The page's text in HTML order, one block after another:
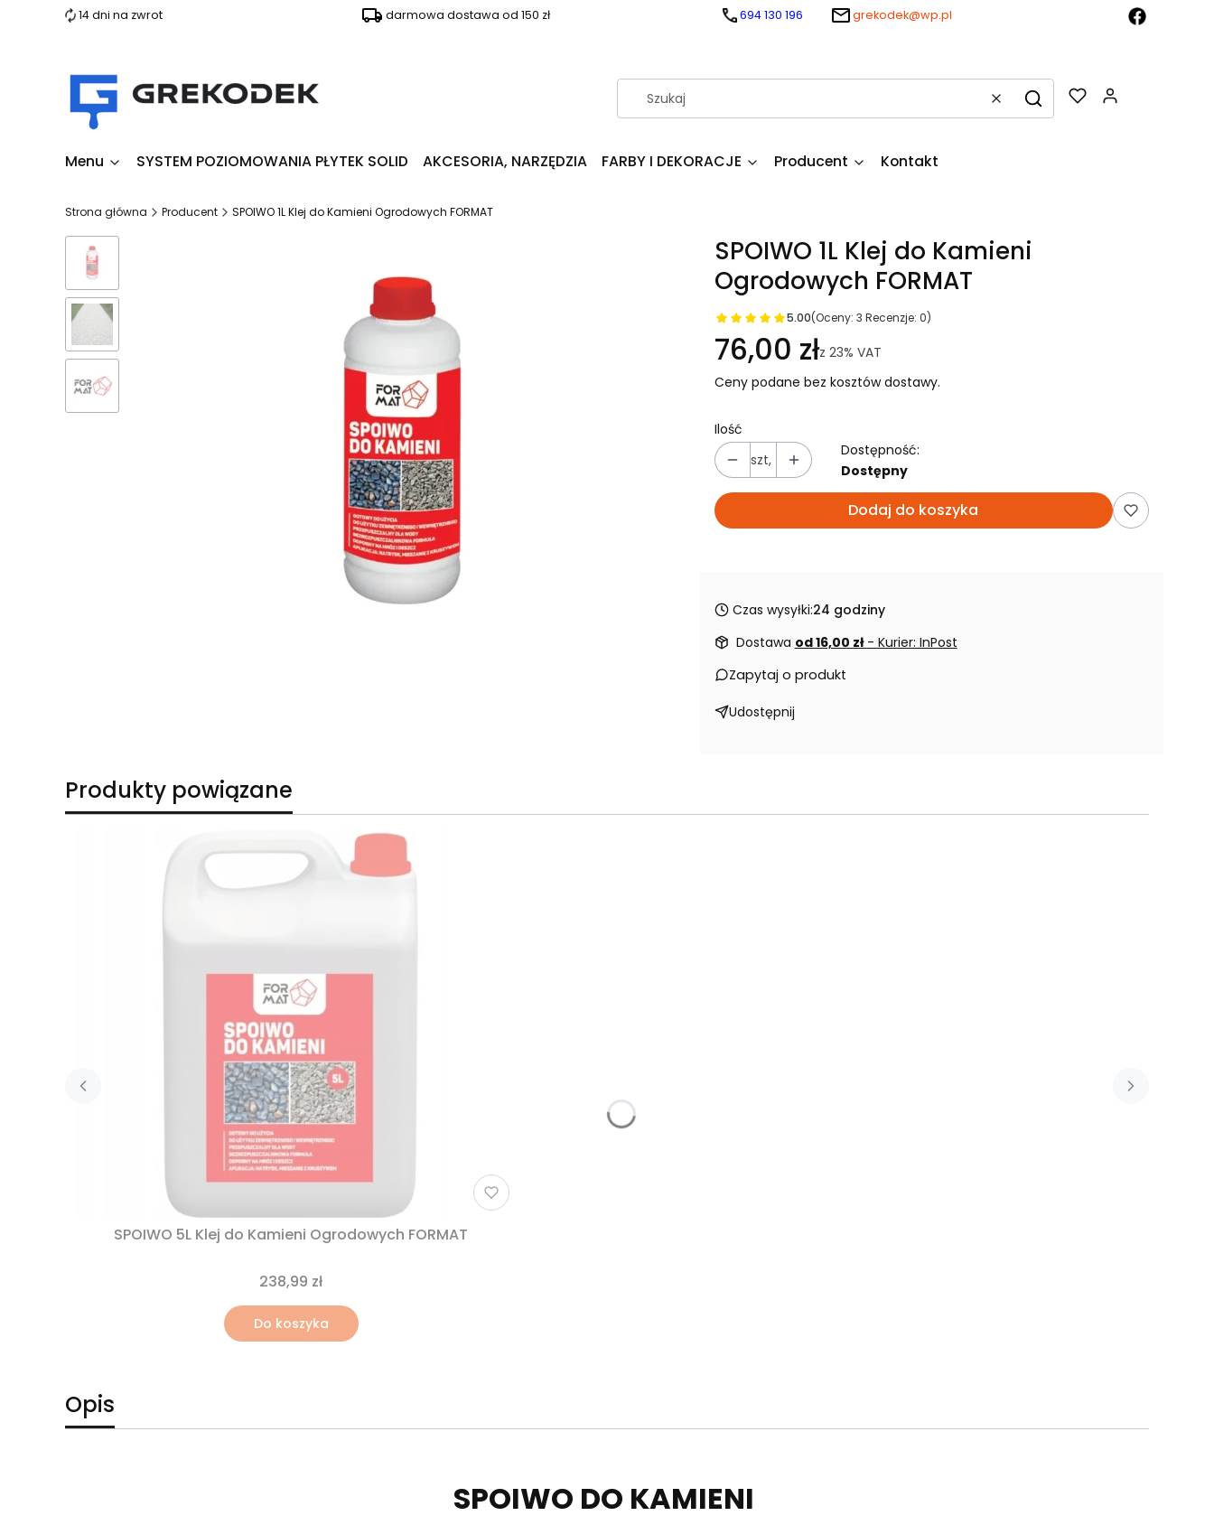
14 dni na zwrot darmowa dostawa od 150 zł 694 130 196 grekodek@wp.pl
WyczyśćSzukaj
Menu SYSTEM POZIOMOWANIA PŁYTEK SOLID AKCESORIA, NARZĘDZIA FARBY I DEKORACJE Producent Kontakt
Strona główna Producent SPOIWO 1L Klej do Kamieni Ogrodowych FORMAT
SPOIWO 1L Klej do Kamieni
Ogrodowych FORMAT
5.00(Oceny: 3 Recenzje: 0)
76,00 złz 23% VAT
Ceny podane bez kosztów dostawy.
Ilość
szt,
Dostępność:
Dostępny
Dodaj do koszyka
Czas wysyłki:24 godziny
Dostawa od 16,00 zł - Kurier: InPost
Zapytaj o produkt
Udostępnij
Produkty powiązane
SPOIWO 5L Klej do Kamieni Ogrodowych FORMAT
238,99 zł
Do koszyka
Opis
SPOIWO DO KAMIENI